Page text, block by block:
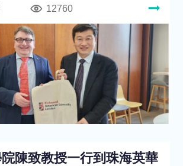
12760
陳致教授一行到珠海英華